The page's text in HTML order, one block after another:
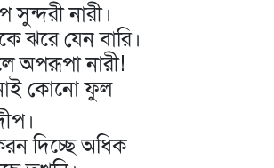
নারী।
ঝরে যেন বারি।
অপরূপা নারী!
কোনো ফুল
দিচ্ছে অধিক